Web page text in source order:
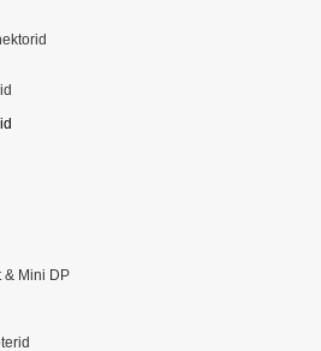
& Mini DP